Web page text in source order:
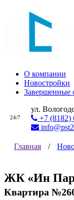
О компании
Новостройки
Завершенные
24/7
ул.
+7 (8182)
Главная /
ЖК «Ин
Квартира